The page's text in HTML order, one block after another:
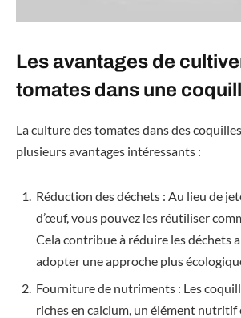
Les avantages de
tomates dans une
La culture des tomates dans des
plusieurs avantages intéressants :
Réduction des déchets : Au lieu de
d’œuf, vous pouvez les réutiliser
Cela contribue à réduire les déchets
adopter une approche plus
Fourniture de nutriments : Les
riches en calcium, un élément nutritif